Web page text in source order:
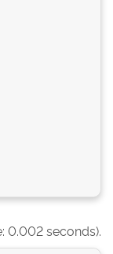
0.002 seconds).